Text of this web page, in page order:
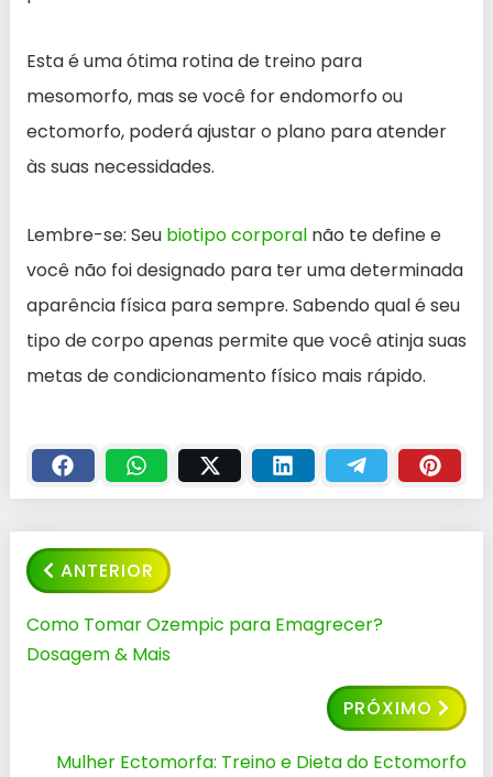
Esta é uma ótima rotina de treino para
mesomorfo, mas se você for endomorfo ou
ectomorfo, poderá ajustar o plano para atender
às suas necessidades.
Lembre-se: Seu biotipo corporal não te define e
você não foi designado para ter uma determinada
aparência física para sempre. Sabendo qual é seu
tipo de corpo apenas permite que você atinja suas
metas de condicionamento físico mais rápido.
ANTERIOR
Como Tomar Ozempic para Emagrecer?
Dosagem & Mais
PRÓXIMO
Mulher Ectomorfa: Treino e Dieta do Ectomorfo